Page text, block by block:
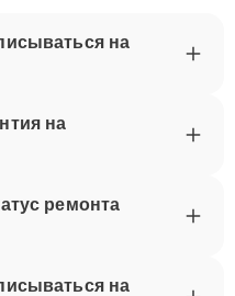
на
на
ремонта
на